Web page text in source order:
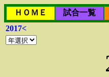
ＨＯＭＥ 試合一覧
2017<